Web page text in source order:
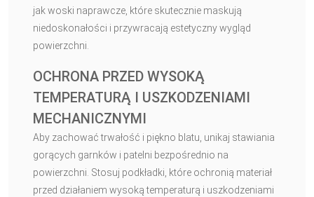
jak woski naprawcze, które skutecznie maskują
niedoskonałości i przywracają estetyczny wygląd
powierzchni.
OCHRONA PRZED WYSOKĄ
TEMPERATURĄ I USZKODZENIAMI
MECHANICZNYMI
Aby zachować trwałość i piękno blatu, unikaj stawiania
gorących garnków i patelni bezpośrednio na
powierzchni. Stosuj podkładki, które ochronią materiał
przed działaniem wysoką temperaturą i uszkodzeniami